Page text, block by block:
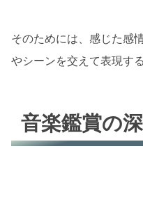
そのためには、感じた感
やシーンを交えて表現す
音楽鑑賞の